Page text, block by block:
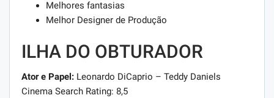
Melhores fantasias
Melhor Designer de Produção
ILHA DO OBTURADOR
Ator e Papel: Leonardo DiCaprio – Teddy Daniels
Cinema Search Rating: 8,5